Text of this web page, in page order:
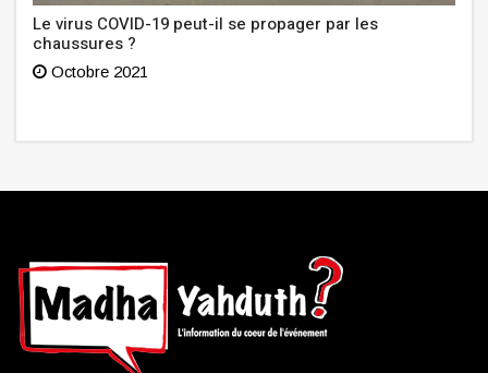
Le virus COVID-19 peut-il se propager par les
chaussures ?
Octobre 2021